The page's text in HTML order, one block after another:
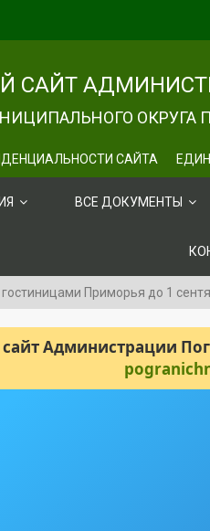
САЙТ
ОКРУГА
САЙТА
ВСЕ ДОКУМЕНТЫ
Приморья до 1
Администрации